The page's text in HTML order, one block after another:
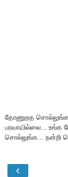
தோணுறத
பரவாயில்லை... உங்க
சொல்லுங்க... நன்றி
‹